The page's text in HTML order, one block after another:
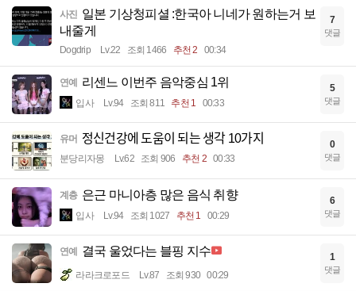
사진 일본 기상청피셜 :한국아 니네가 원하는거 보
내줄게
Dogdrip Lv.22 조회 1466 추천 2 00:34
7
댓글
연예 리센느 이번주 음악중심 1위
입사 Lv.94 조회 811 추천 1 00:33
5
댓글
유머 정신건강에 도움이 되는 생각 10가지
분당리자몽 Lv.62 조회 906 추천 2 00:33
0
댓글
계층 은근 마니아층 많은 음식 취향
입사 Lv.94 조회 1027 추천 1 00:29
6
댓글
연예 결국 울었다는 블핑 지수
라라크로포드 Lv.87 조회 930 00:29
1
댓글